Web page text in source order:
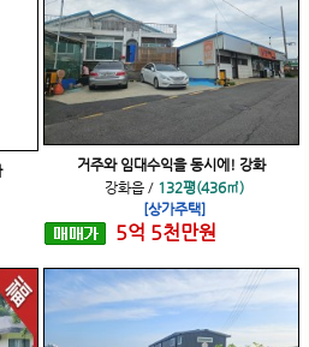
거주와 임대수익을 동시에! 강화
강화읍 / 132평(436㎡)
[상가주택]
5억 5천만원